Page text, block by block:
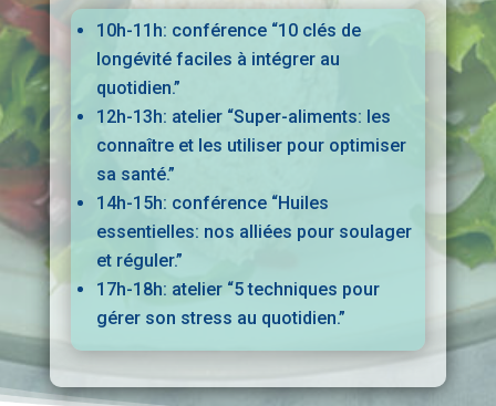
10h-11h: conférence “10 clés de
longévité faciles à intégrer au
quotidien.”
12h-13h: atelier “Super-aliments: les
connaître et les utiliser pour optimiser
sa santé.”
14h-15h: conférence “Huiles
essentielles: nos alliées pour soulager
et réguler.”
17h-18h: atelier “5 techniques pour
gérer son stress au quotidien.”